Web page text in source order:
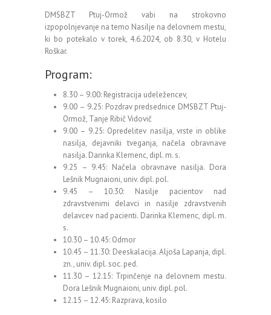
DMSBZT Ptuj-Ormož vabi na strokovno
izpopolnjevanje na temo Nasilje na delovnem mestu,
ki bo potekalo v torek, 4.6.2024, ob 8.30, v Hotelu
Roškar.
Program:
8.30 – 9.00: Registracija udeležencev,
9.00 – 9.25: Pozdrav predsednice DMSBZT Ptuj-
Ormož, Tanje Ribič Vidovič
9.00 – 9.25: Opredelitev nasilja, vrste in oblike
nasilja, dejavniki tveganja, načela obravnave
nasilja. Darinka Klemenc, dipl. m. s.
9.25 – 9.45: Načela obravnave nasilja. Dora
Lešnik Mugnaioni, univ. dipl. pol.
9.45 – 10.30: Nasilje pacientov nad
zdravstvenimi delavci in nasilje zdravstvenih
delavcev nad pacienti. Darinka Klemenc, dipl. m.
s.
10.30 – 10.45: Odmor
10.45 – 11.30: Deeskalacija. Aljoša Lapanja, dipl.
zn., univ. dipl. soc. ped.
11.30 – 12.15: Trpinčenje na delovnem mestu.
Dora Lešnik Mugnaioni, univ. dipl. pol.
12.15 – 12.45: Razprava, kosilo